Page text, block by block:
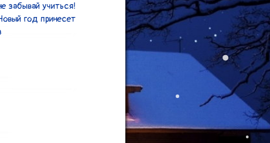
забывай учиться!
год принесет